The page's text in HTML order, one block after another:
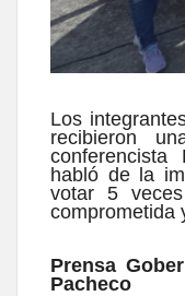
Los
recibieron
habló de la
votar 5
comprometida
Prensa
Pacheco